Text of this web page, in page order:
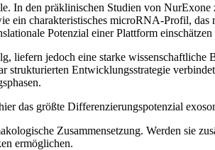
In den präklinischen Studien von
charakteristisches microRNA-Profil, das
Potenzial einer Plattform einschätzen
liefern jedoch eine starke
strukturierten Entwicklungsstrategie
das größte Differenzierungspotenzial
Zusammensetzung. Werden sie
ermöglichen.